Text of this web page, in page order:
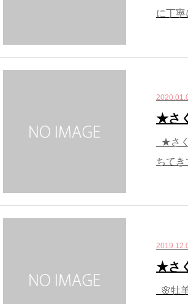
に丁寧
★さ
★さ
ちて
★さ
🌸牡